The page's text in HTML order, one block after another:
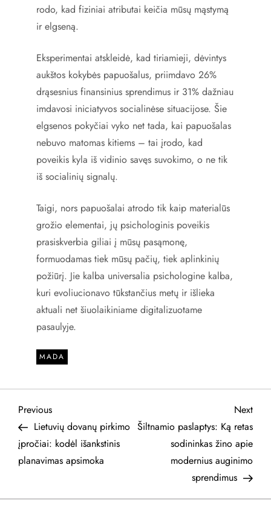
rodo, kad fiziniai atributai keičia mūsų mąstymą
ir elgseną.
Eksperimentai atskleidė, kad tiriamieji, dėvintys
aukštos kokybės papuošalus, priimdavo 26%
drąsesnius finansinius sprendimus ir 31% dažniau
imdavosi iniciatyvos socialinėse situacijose. Šie
elgsenos pokyčiai vyko net tada, kai papuošalas
nebuvo matomas kitiems – tai įrodo, kad
poveikis kyla iš vidinio savęs suvokimo, o ne tik
iš socialinių signalų.
Taigi, nors papuošalai atrodo tik kaip materialūs
grožio elementai, jų psichologinis poveikis
prasiskverbia giliai į mūsų pasąmonę,
formuodamas tiek mūsų pačių, tiek aplinkinių
požiūrį. Jie kalba universalia psichologine kalba,
kuri evoliucionavo tūkstančius metų ir išlieka
aktuali net šiuolaikiniame digitalizuotame
pasaulyje.
MADA
N
a
v
Previous
Post
Previous
Lietuvių dovanų pirkimo
įpročiai: kodėl išankstinis
planavimas apsimoka
Next
Post
Next
Šiltnamio paslaptys: Ką retas
sodininkas žino apie
modernius auginimo
sprendimus